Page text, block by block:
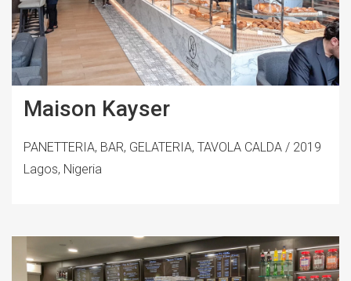
Maison Kayser
PANETTERIA, BAR, GELATERIA, TAVOLA CALDA / 2019
Lagos, Nigeria